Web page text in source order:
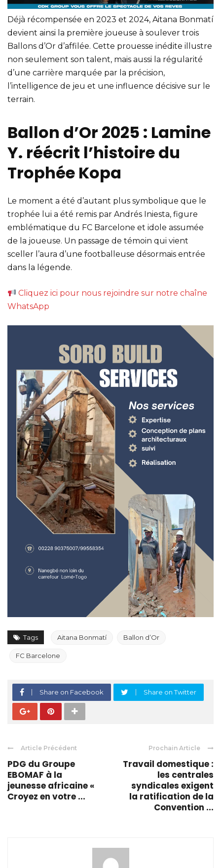
Déjà récompensée en 2023 et 2024, Aitana Bonmatí
devient ainsi la première joueuse à soulever trois
Ballons d’Or d’affilée. Cette prouesse inédite illustre
non seulement son talent, mais aussi la régularité
d’une carrière marquée par la précision,
l’intelligence de jeu et une influence décisive sur le
terrain.
Ballon d’Or 2025 : Lamine
Y. réécrit l’histoire du
Trophée Kopa
Le moment a été d’autant plus symbolique que le
trophée lui a été remis par Andrés Iniesta, figure
emblématique du FC Barcelone et idole assumée
de la joueuse. Un passage de témoin qui vient
sceller l’aura d’une footballeuse désormais entrée
dans la légende.
Cliquez ici pour nous rejoindre sur notre chaîne
WhatsApp
Tags Aitana Bonmatí Ballon d’Or
FC Barcelone
Share on Facebook Share on Twitter
Article Précédent
PDG du Groupe
EBOMAF à la
jeunesse africaine «
Croyez en votre ...
Prochain Article
Travail domestique :
les centrales
syndicales exigent
la ratification de la
Convention ...